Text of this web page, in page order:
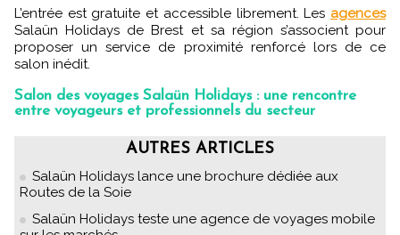
L’entrée est gratuite et accessible librement. Les agences
Salaün Holidays de Brest et sa région s’associent pour
proposer un service de proximité renforcé lors de ce
salon inédit.
Salon des voyages Salaün Holidays : une rencontre
entre voyageurs et professionnels du secteur
AUTRES ARTICLES
Salaün Holidays lance une brochure dédiée aux
Routes de la Soie
Salaün Holidays teste une agence de voyages mobile